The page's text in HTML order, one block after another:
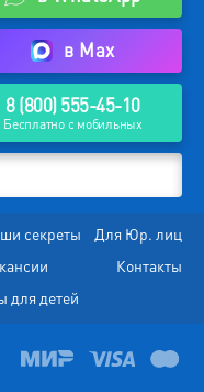
в Max
8 (800) 555-45-10
Бесплатно с мобильных
секреты
Для Юр. лиц
Контакты
для детей